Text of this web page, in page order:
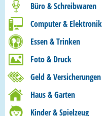
Büro & Schreibwaren
Computer & Elektronik
Essen & Trinken
Foto & Druck
Geld & Versicherungen
Haus & Garten
Kinder & Spielzeug